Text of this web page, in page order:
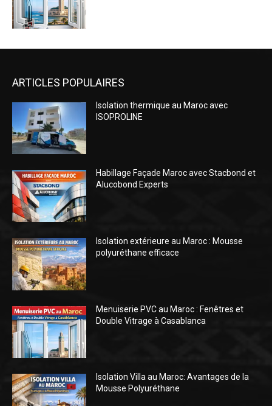
ARTICLES POPULAIRES
Isolation thermique au Maroc avec
ISOPROLINE
Habillage Façade Maroc avec Stacbond et
Alucobond Experts
Isolation extérieure au Maroc : Mousse
polyuréthane efficace
Menuiserie PVC au Maroc : Fenêtres et
Double Vitrage à Casablanca
Isolation Villa au Maroc: Avantages de la
Mousse Polyuréthane